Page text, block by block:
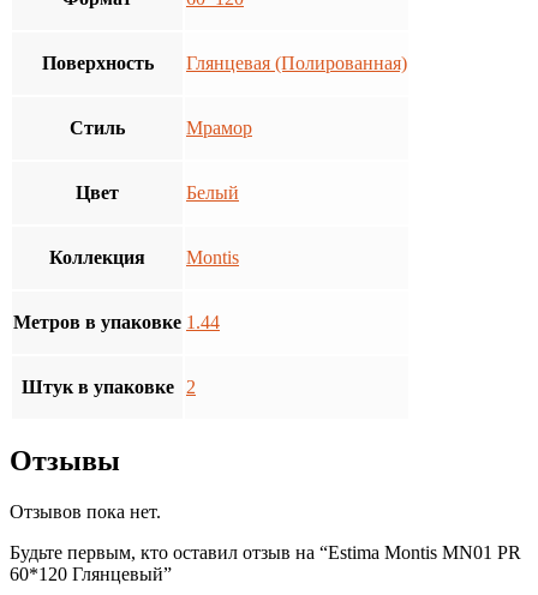
Поверхность Глянцевая (Полированная)
Стиль Мрамор
Цвет Белый
Коллекция Montis
Метров в упаковке 1.44
Штук в упаковке 2
Отзывы
Отзывов пока нет.
Будьте первым, кто оставил отзыв на “Estima Montis MN01 PR
60*120 Глянцевый”